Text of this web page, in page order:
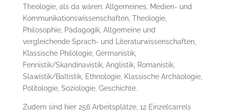
Theologie, als da wären: Allgemeines, Medien- und
Kommunikationswissenschaften, Theologie,
Philosophie, Pädagogik, Allgemeine und
vergleichende Sprach- und Literaturwissenschaften,
Klassische Philologie, Germanistik,
Fennistik/Skandinavistik, Anglistik, Romanistik,
Slawistik/Baltistik, Ethnologie, Klassische Archäologie,
Politologie, Soziologie, Geschichte.
Zudem sind hier 256 Arbeitsplätze, 12 Einzelcarrels